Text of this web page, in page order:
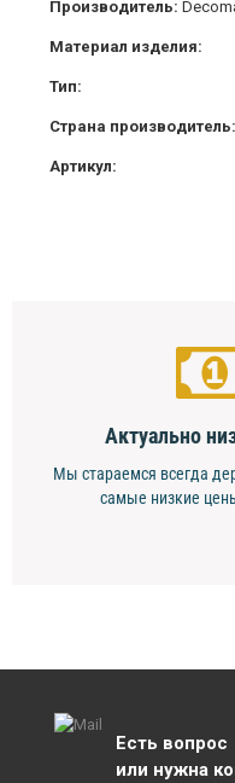
Производитель:
Материал изделия:
Тип:
Страна производитель:
Артикул:
Актуально
Мы стараемся всегда
самые низкие
Есть вопрос
или нужна